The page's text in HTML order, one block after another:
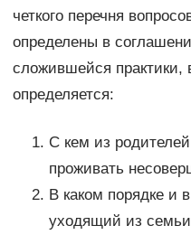
четкого перечня
определены в
сложившейся практики,
определяется:
С кем из
проживать
В каком порядке и
уходящий из